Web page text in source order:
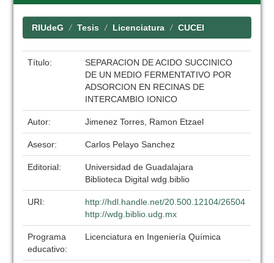
RIUdeG Tesis Licenciatura CUCEI
Título:
SEPARACION DE ACIDO SUCCINICO
DE UN MEDIO FERMENTATIVO POR
ADSORCION EN RECINAS DE
INTERCAMBIO IONICO
Autor: Jimenez Torres, Ramon Etzael
Asesor: Carlos Pelayo Sanchez
Editorial:
Universidad de Guadalajara
Biblioteca Digital wdg.biblio
URI:
http://hdl.handle.net/20.500.12104/26504
http://wdg.biblio.udg.mx
Programa
educativo:
Licenciatura en Ingeniería Química